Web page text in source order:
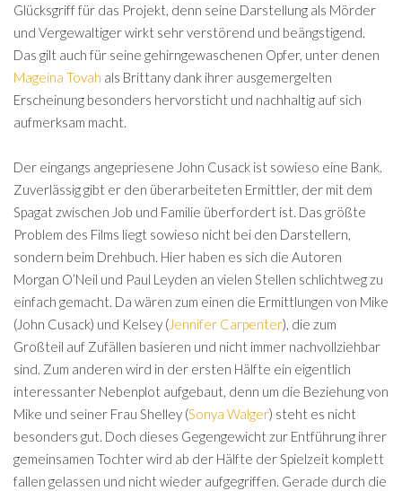
Glücksgriff für das Projekt, denn seine Darstellung als Mörder
und Vergewaltiger wirkt sehr verstörend und beängstigend.
Das gilt auch für seine gehirngewaschenen Opfer, unter denen
Mageina Tovah als Brittany dank ihrer ausgemergelten
Erscheinung besonders hervorsticht und nachhaltig auf sich
aufmerksam macht.
Der eingangs angepriesene John Cusack ist sowieso eine Bank.
Zuverlässig gibt er den überarbeiteten Ermittler, der mit dem
Spagat zwischen Job und Familie überfordert ist. Das größte
Problem des Films liegt sowieso nicht bei den Darstellern,
sondern beim Drehbuch. Hier haben es sich die Autoren
Morgan O’Neil und Paul Leyden an vielen Stellen schlichtweg zu
einfach gemacht. Da wären zum einen die Ermittlungen von Mike
(John Cusack) und Kelsey ( Jennifer Carpenter), die zum
Großteil auf Zufällen basieren und nicht immer nachvollziehbar
sind. Zum anderen wird in der ersten Hälfte ein eigentlich
interessanter Nebenplot aufgebaut, denn um die Beziehung von
Mike und seiner Frau Shelley (Sonya Walger) steht es nicht
besonders gut. Doch dieses Gegengewicht zur Entführung ihrer
gemeinsamen Tochter wird ab der Hälfte der Spielzeit komplett
fallen gelassen und nicht wieder aufgegriffen. Gerade durch die